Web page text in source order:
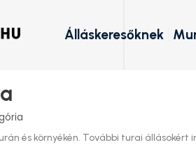
Álláskeresőknek
és környékén. További turai